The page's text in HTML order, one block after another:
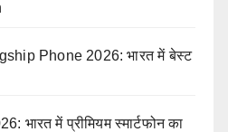
Phone 2026: भारत में बेस्ट
भारत में प्रीमियम स्मार्टफोन का